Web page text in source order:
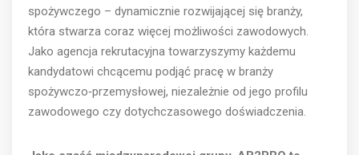
spożywczego – dynamicznie rozwijającej się branży,
która stwarza coraz więcej możliwości zawodowych.
Jako agencja rekrutacyjna towarzyszymy każdemu
kandydatowi chcącemu podjąć pracę w branży
spożywczo‑przemysłowej, niezależnie od jego profilu
zawodowego czy dotychczasowego doświadczenia.